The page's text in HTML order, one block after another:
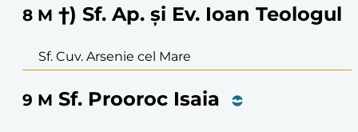
8 M †) Sf. Ap. și Ev. Ioan Teologul
Sf. Cuv. Arsenie cel Mare
9 M Sf. Prooroc Isaia